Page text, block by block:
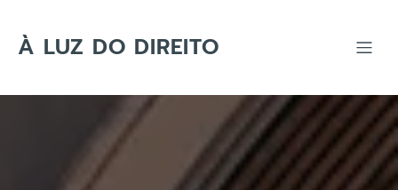
content
À LUZ DO DIREITO